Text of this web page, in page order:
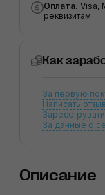
Оплата. Visa,
реквизитам
Как
За первую
Написать отзыв
За данные о
Описание